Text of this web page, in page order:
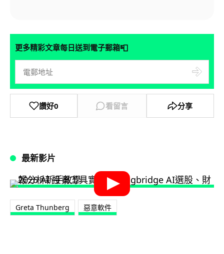
更多精彩文章每日送到電子郵箱📮
讚好0 看留言 分享
最新影片
Greta Thunberg 惡意軟件